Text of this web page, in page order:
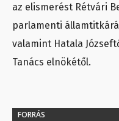
az elismerést Rétvári
parlamenti
valamint Hatala
Tanács elnökétől.
FORRÁS